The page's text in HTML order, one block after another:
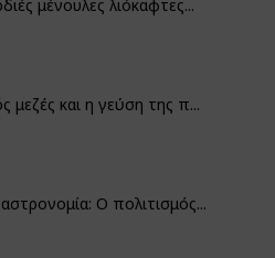
μένουλες λιόκαφτες...
μεζές και η γεύση της π...
Ο πολιτισμός...